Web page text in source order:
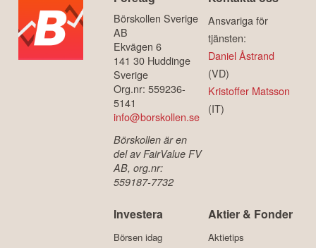
Börskollen Sverige
AB
Ekvägen 6
141 30 Huddinge
Sverige
Org.nr: 559236-
5141
info@borskollen.se
Börskollen är en
del av FairValue FV
AB, org.nr:
559187-7732
Ansvariga för
tjänsten:
Daniel Åstrand
(VD)
Kristoffer Matsson
(IT)
Investera
Börsen idag
Aktier & Fonder
Aktietips